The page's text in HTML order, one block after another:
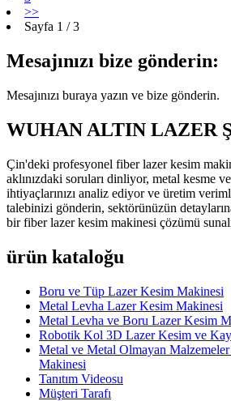
>>
Sayfa 1 / 3
Mesajınızı bize gönderin:
Mesajınızı buraya yazın ve bize gönderin.
WUHAN ALTIN ​​LAZER
Çin'deki profesyonel fiber lazer kesim
aklınızdaki soruları dinliyor, metal kesme
ihtiyaçlarınızı analiz ediyor ve üretim
talebinizi gönderin, sektörünüzün
bir fiber lazer kesim makinesi çözümü
ürün kataloğu
Boru ve Tüp Lazer Kesim Makinesi
Metal Levha Lazer Kesim Makinesi
Metal Levha ve Boru Lazer Kesim
Robotik Kol 3D Lazer Kesim ve
Metal ve Metal Olmayan
Makinesi
Tanıtım Videosu
Müşteri Tarafı